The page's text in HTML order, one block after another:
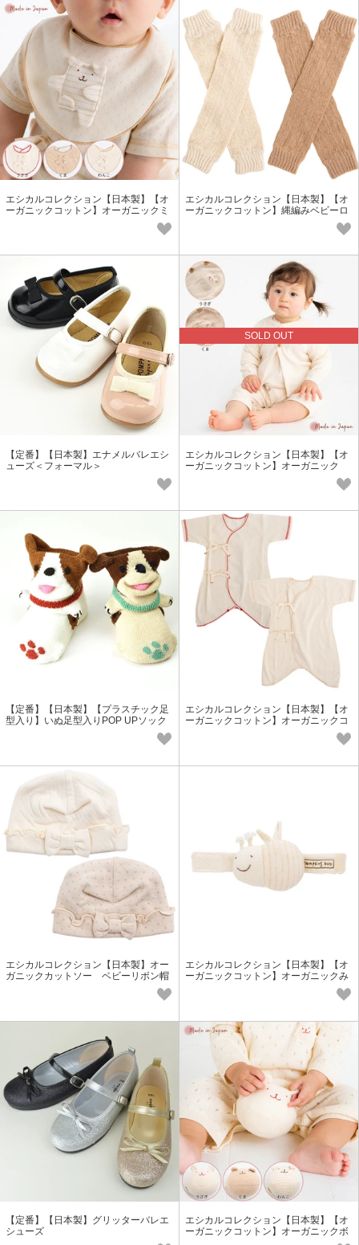
エシカルコレクション【日本製】【オ
ーガニックコットン】オーガニックミ
エシカルコレクション【日本製】【オ
ーガニックコットン】縄編みベビーロ
【定番】【日本製】エナメルバレエシ
ューズ＜フォーマル＞
SOLD OUT
エシカルコレクション【日本製】【オ
ーガニックコットン】オーガニック
【定番】【日本製】【プラスチック足
型入り】いぬ足型入りPOP UPソック
エシカルコレクション【日本製】【オ
ーガニックコットン】オーガニックコ
エシカルコレクション【日本製】オー
ガニックカットソー ベビーリボン帽
エシカルコレクション【日本製】【オ
ーガニックコットン】オーガニックみ
【定番】【日本製】グリッターバレエ
シューズ
エシカルコレクション【日本製】【オ
ーガニックコットン】オーガニックボ